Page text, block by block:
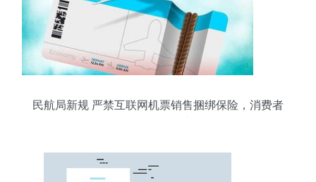
民航局新规 严禁互联网机票销售捆绑保险，消费者